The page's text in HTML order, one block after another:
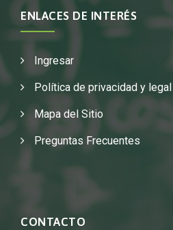
ENLACES DE INTERÉS
Ingresar
Política de privacidad y legal
Mapa del Sitio
Preguntas Frecuentes
CONTACTO